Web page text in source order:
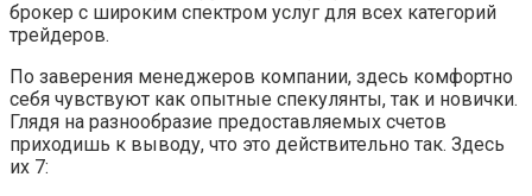
брокер с широким спектром услуг для всех категорий
трейдеров.
По заверения менеджеров компании, здесь комфортно
себя чувствуют как опытные спекулянты, так и новички.
Глядя на разнообразие предоставляемых счетов
приходишь к выводу, что это действительно так. Здесь
их 7: